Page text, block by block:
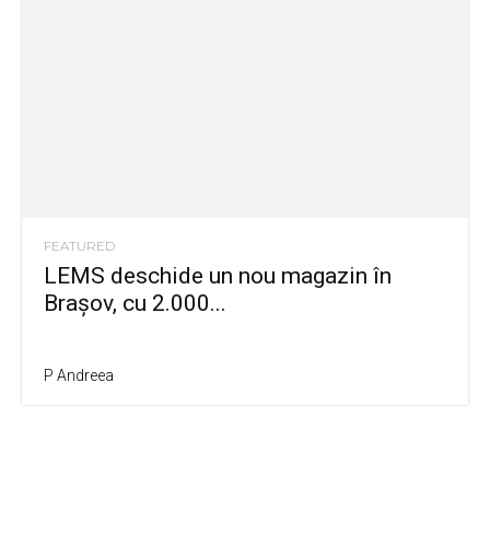
FEATURED
LEMS deschide un nou magazin în
Brașov, cu 2.000...
P Andreea